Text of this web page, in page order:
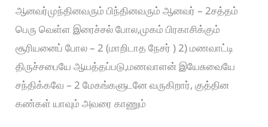
ஆனவர்முந்தினவரும் பிந்தினவரும் ஆனவர் – 2சத்தம்
பெரு வெள்ள இரைச்சல் போல,முகம் பிரகாசிக்கும்
சூரியனைப் போல – 2 (மாறிடாத நேசர் ) 2) மணவாட்டி
திருச்சபையே ஆயத்தப்படு,மணவாளன் இயேசுவையே
சந்திக்கவே – 2 மேகங்களுடனே வருகிறார், குத்தின
கண்கள் யாவும் அவரை காணும்